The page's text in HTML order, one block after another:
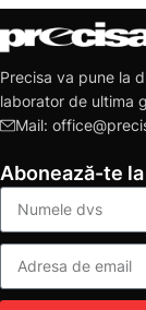
Precisa va pune la
laborator de ultima
Mail:
Abonează-te